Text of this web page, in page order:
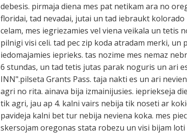
debesis. pirmaja diena mes pat netikam ara no
floridai, tad nevadai, jutai un tad iebraukt
celam, mes iegriezamies vel viena veikala un tetis
pilnigi visi celi. tad pec zip koda atradam merki,
iedomajamies ieprieks. tas nozime mes nemaz
6 stundas, un tad tetis jutas parak noguris un ari
INN".pilseta Grants Pass. taja nakti es un ari
agri no rita. ainava bija izmainijusies. iepriekseja
tik agri, jau ap 4. kalni vairs nebija tik noseti ar
pavideja kalni bet tur nebija neviena koka. mes
skersojam oregonas stata robezu un visi bijam